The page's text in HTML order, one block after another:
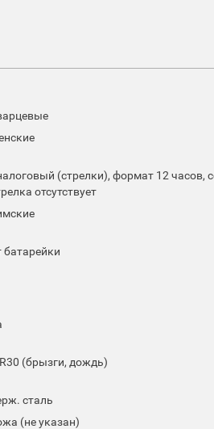
(стрелки), формат 12 часов,
отсутствует
батарейки
(брызги, дождь)
сталь
(не указан)